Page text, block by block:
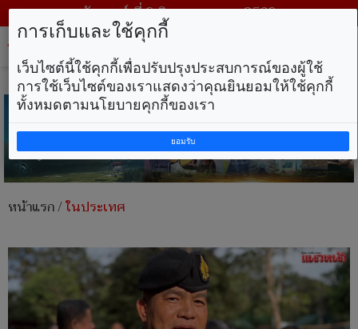
วันเสาร์ ที่ 8 สิงหาคม พ.ศ. 2569
หน้าแรก/ในประเทศ
การเก็บและใช้คุกกี้
เว็บไซต์นี้ใช้คุกกี้เพื่อปรับปรุงประสบการณ์ของผู้ใช้
การใช้เว็บไซต์ของเราแสดงว่าคุณยินยอมให้ใช้คุกกี้
ทั้งหมดตามนโยบายคุกกี้ของเรา
ยอมรับ